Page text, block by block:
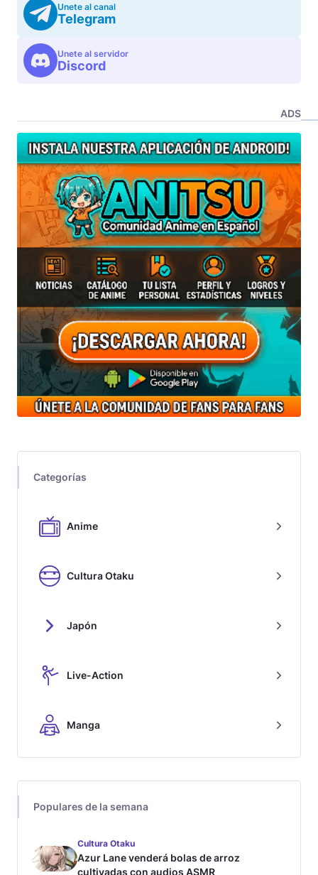
Unete al canal
Telegram
Unete al servidor
Discord
ADS
Categorías
Anime
Cultura Otaku
Japón
Live-Action
Manga
Populares de la semana
Cultura Otaku
Azur Lane venderá bolas de arroz
cultivadas con audios ASMR